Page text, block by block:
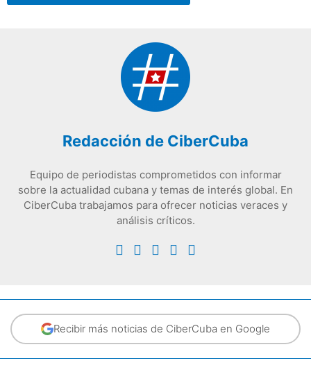
Redacción de CiberCuba
Equipo de periodistas comprometidos con informar
sobre la actualidad cubana y temas de interés global. En
CiberCuba trabajamos para ofrecer noticias veraces y
análisis críticos.
Recibir más noticias de CiberCuba en Google